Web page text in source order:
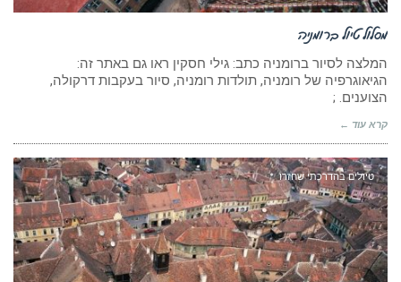
מסלול טיול ברומניה
המלצה לסיור ברומניה כתב: גילי חסקין ראו גם באתר זה:
הגיאוגרפיה של רומניה, תולדות רומניה, סיור בעקבות דרקולה,
הצוענים. ;
קרא עוד ←
טיולים בהדרכתי שחזרו